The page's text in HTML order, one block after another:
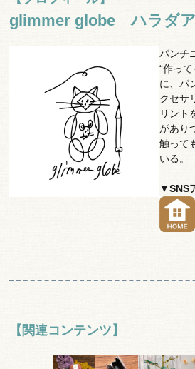
glimmer globe ハラダ
パンチ
“作っ
に、パ
クセサ
リント
があり
触って
いる。
▼SNS
【関連コンテンツ】